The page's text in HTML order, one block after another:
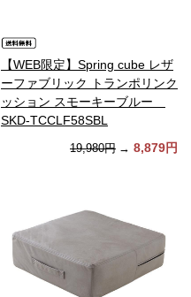
【WEB限定】Spring cube レザ
ーファブリック トランポリンク
ッション スモーキーブルー
SKD-TCCLF58SBL
19,980円 → 8,879円